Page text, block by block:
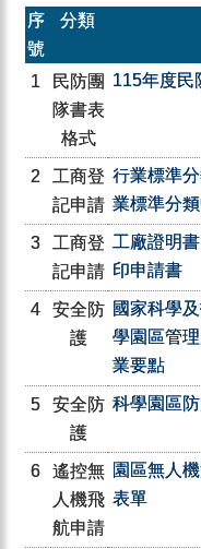
序
號
分類
1
民防團
隊書表
格式
115年度民
2
工商登
記申請
行業標準
業標準分
3
工商登
記申請
工廠證明
印申請書
4
安全防
護
國家科學
學園區管
業要點
5
安全防
護
科學園區
6
遙控無
人機飛
航申請
園區無人
表單